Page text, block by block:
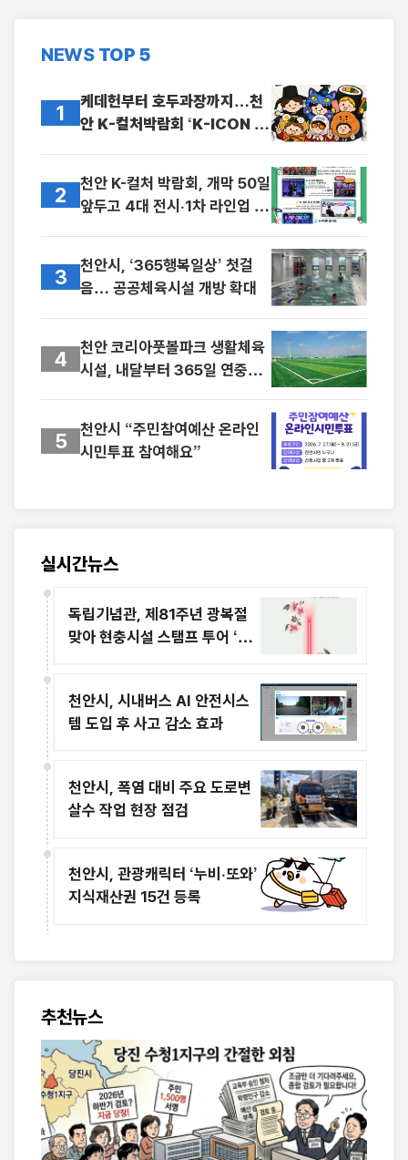
NEWS TOP 5
1
케데헌부터 호두과장까지…천
안 K-컬처박람회 ‘K-ICON 분
2
천안 K-컬처 박람회, 개막 50일
앞두고 4대 전시·1차 라인업 공
3
천안시, ‘365행복일상’ 첫걸
음… 공공체육시설 개방 확대
4
천안 코리아풋볼파크 생활체육
시설, 내달부터 365일 연중무
5
천안시 “주민참여예산 온라인
시민투표 참여해요”
실시간뉴스
독립기념관, 제81주년 광복절
맞아 현충시설 스탬프 투어 ‘기
천안시, 시내버스 AI 안전시스
템 도입 후 사고 감소 효과
천안시, 폭염 대비 주요 도로변
살수 작업 현장 점검
천안시, 관광캐릭터 ‘누비·또와’
지식재산권 15건 등록
추천뉴스